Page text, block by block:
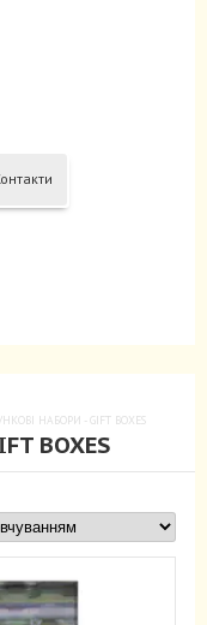
НАБОРИ - GIFT BOXES
BOXES